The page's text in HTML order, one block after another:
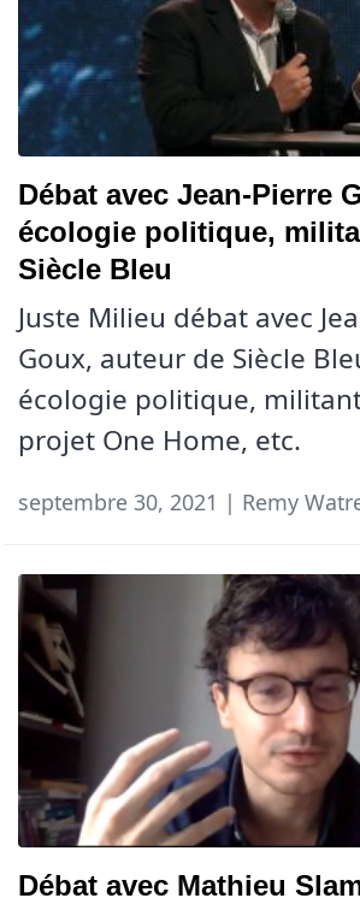
Débat avec Jean-Pierre
écologie politique,
Siècle Bleu
Juste Milieu débat avec
Goux, auteur de Siècle
écologie politique,
projet One Home, etc.
septembre 30, 2021 | Remy
Débat avec Mathieu